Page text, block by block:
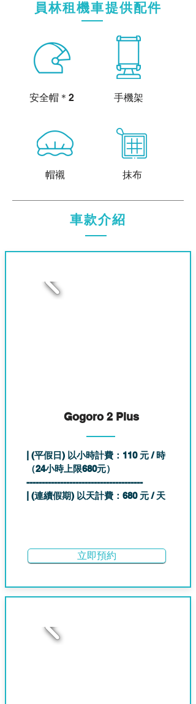
員林租機車提供配件
​安全帽＊2
帽襯
手機架
抹布
車款介紹
Gogoro 2 Plus
| (平假日) 以小時計費：110 元 / 時
（24小時上限680元）
--------------------------------------
| (連續假期) 以天計費：680 元 / 天
立即預約